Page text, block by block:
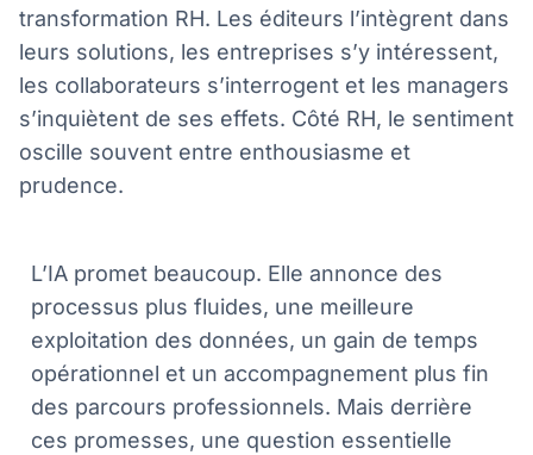
transformation RH. Les éditeurs l’intègrent dans
leurs solutions, les entreprises s’y intéressent,
les collaborateurs s’interrogent et les managers
s’inquiètent de ses effets. Côté RH, le sentiment
oscille souvent entre enthousiasme et
prudence.
L’IA promet beaucoup. Elle annonce des
processus plus fluides, une meilleure
exploitation des données, un gain de temps
opérationnel et un accompagnement plus fin
des parcours professionnels. Mais derrière
ces promesses, une question essentielle